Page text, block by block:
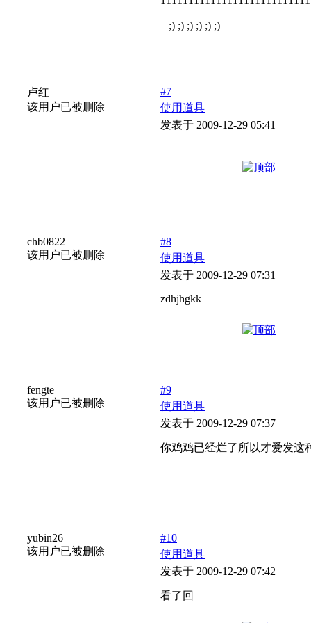
;) ;) ;) ;) ;) ;)
卢红
该用户已被删除
#7
使用道具
发表于 2009-12-29 05:41
chb0822
该用户已被删除
#8
使用道具
发表于 2009-12-29 07:31
zdhjhgkk
fengte
该用户已被删除
#9
使用道具
发表于 2009-12-29 07:37
你鸡鸡已经烂了所以才爱发这
yubin26
该用户已被删除
#10
使用道具
发表于 2009-12-29 07:42
看了回